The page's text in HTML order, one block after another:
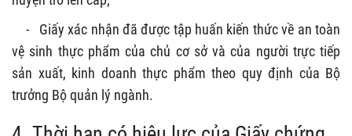
-
Giấy xác nhận đã được tập huấn kiến thức về an toàn
vệ sinh thực phẩm của chủ cơ sở và của người trực tiếp
sản xuất, kinh doanh thực phẩm theo quy định của Bộ
trưởng Bộ quản lý ngành.